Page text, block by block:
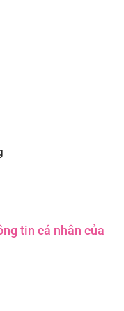
tin cá nhân của